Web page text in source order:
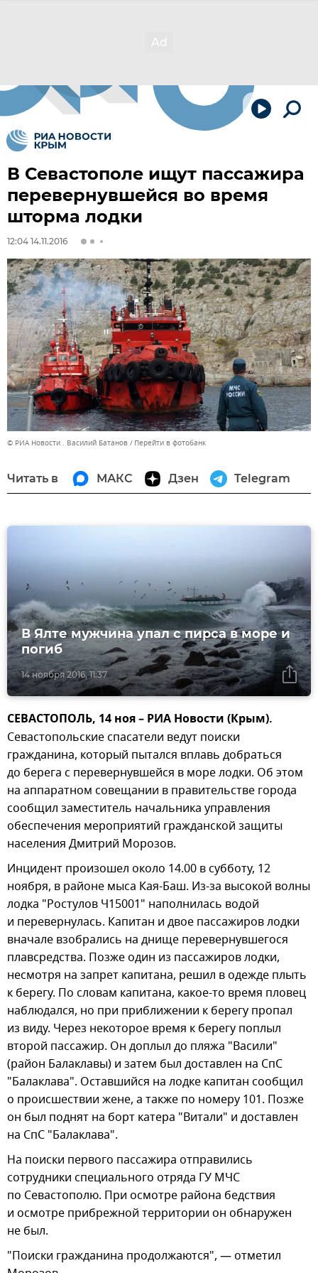
В Севастополе ищут пассажира
перевернувшейся во время
шторма лодки
12:04 14.11.2016
© РИА Новости . Василий Батанов Перейти в фотобанк
Читать в МАКС Дзен Telegram
14 ноября 2016, 11:37
В Ялте мужчина упал с пирса в море и
погиб
СЕВАСТОПОЛЬ, 14 ноя – РИА Новости (Крым).
Севастопольские спасатели ведут поиски
гражданина, который пытался вплавь добраться
до берега с перевернувшейся в море лодки. Об этом
на аппаратном совещании в правительстве города
сообщил заместитель начальника управления
обеспечения мероприятий гражданской защиты
населения Дмитрий Морозов.
Инцидент произошел около 14.00 в субботу, 12
ноября, в районе мыса Кая-Баш. Из-за высокой волны
лодка "Ростулов Ч15001" наполнилась водой
и перевернулась. Капитан и двое пассажиров лодки
вначале взобрались на днище перевернувшегося
плавсредства. Позже один из пассажиров лодки,
несмотря на запрет капитана, решил в одежде плыть
к берегу. По словам капитана, какое-то время пловец
наблюдался, но при приближении к берегу пропал
из виду. Через некоторое время к берегу поплыл
второй пассажир. Он доплыл до пляжа "Васили"
(район Балаклавы) и затем был доставлен на СпС
"Балаклава". Оставшийся на лодке капитан сообщил
о происшествии жене, а также по номеру 101. Позже
он был поднят на борт катера "Витали" и доставлен
на СпС "Балаклава".
На поиски первого пассажира отправились
сотрудники специального отряда ГУ МЧС
по Севастополю. При осмотре района бедствия
и осмотре прибрежной территории он обнаружен
не был.
"Поиски гражданина продолжаются", — отметил